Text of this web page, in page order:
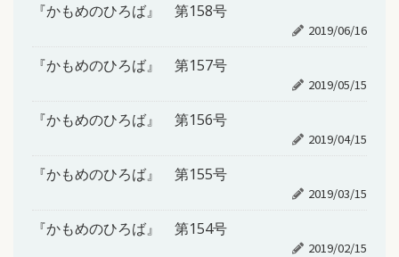
『かもめのひろば』 第158号
2019/06/16
『かもめのひろば』 第157号
2019/05/15
『かもめのひろば』 第156号
2019/04/15
『かもめのひろば』 第155号
2019/03/15
『かもめのひろば』 第154号
2019/02/15